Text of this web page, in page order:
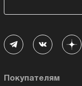
Покупателям